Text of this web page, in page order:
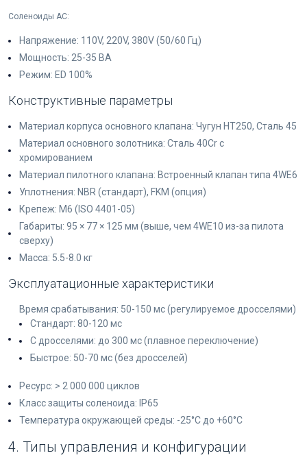
Соленоиды AC:
Напряжение: 110V, 220V, 380V (50/60 Гц)
Мощность: 25-35 ВА
Режим: ED 100%
Конструктивные параметры
Материал корпуса основного клапана: Чугун HT250, Сталь 45
Материал основного золотника: Сталь 40Cr с
хромированием
Материал пилотного клапана: Встроенный клапан типа 4WE6
Уплотнения: NBR (стандарт), FKM (опция)
Крепеж: M6 (ISO 4401-05)
Габариты: 95 × 77 × 125 мм (выше, чем 4WE10 из-за пилота
сверху)
Масса: 5.5-8.0 кг
Эксплуатационные характеристики
Время срабатывания: 50-150 мс (регулируемое дросселями)
Стандарт: 80-120 мс
С дросселями: до 300 мс (плавное переключение)
Быстрое: 50-70 мс (без дросселей)
Ресурс: > 2 000 000 циклов
Класс защиты соленоида: IP65
Температура окружающей среды: -25°C до +60°C
4. Типы управления и конфигурации